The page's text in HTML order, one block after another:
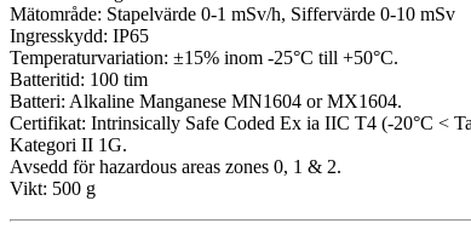
Mätområde: Stapelvärde 0-1 mSv/h, Siffervärde 0-10 mSv
Ingresskydd: IP65
Temperaturvariation: ±15% inom -25°C till +50°C.
Batteritid: 100 tim
Batteri: Alkaline Manganese MN1604 or MX1604.
Certifikat: Intrinsically Safe Coded Ex ia IIC T4 (-20°C <
Kategori II 1G.
Avsedd för hazardous areas zones 0, 1 & 2.
Vikt: 500 g